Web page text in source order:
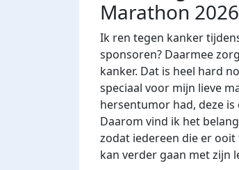
Marathon 2026
Ik ren tegen kanker
sponsoren? Daarmee
kanker. Dat is heel hard
speciaal voor mijn lieve
hersentumor had, deze
Daarom vind ik het
zodat iedereen die er
kan verder gaan met zijn